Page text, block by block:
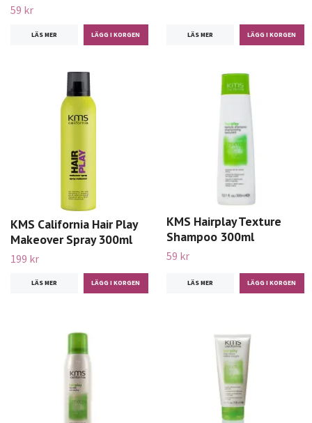
59 kr
LÄS MER LÄS MER
KMS California Hair Play
Makeover Spray 300ml
199 kr
LÄS MER
KMS Hairplay Texture
Shampoo 300ml
59 kr
LÄS MER